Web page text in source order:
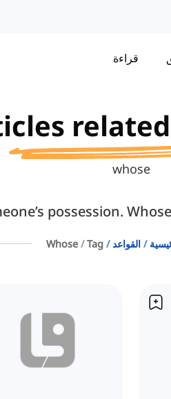
قراءة
whose
possession.
القواعد Tag
Whose